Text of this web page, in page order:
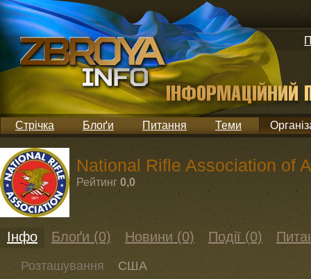
Стрічка Блоґи Питання Теми
National Rifle Association of
Рейтинг 0,0
Інфо Блоґи (0) Новини (0) Події (0)
Розташування
США